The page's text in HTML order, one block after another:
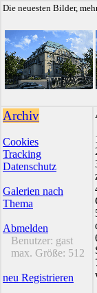
Die neuesten Bilder,
Archiv
Cookies
Tracking
Datenschutz
Galerien nach
Thema
Abmelden
Benutzer: gast
max. Größe: 512
neu Registrieren